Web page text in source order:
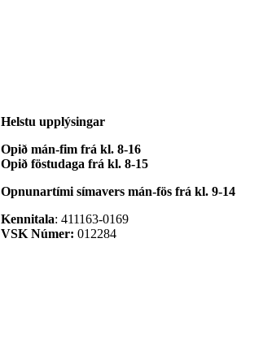
Helstu upplýsingar
Opið mán-fim frá kl. 8-16
Opið föstudaga frá kl. 8-15
Opnunartími símavers mán-fös frá kl. 9-14
Kennitala: 411163-0169
VSK Númer: 012284